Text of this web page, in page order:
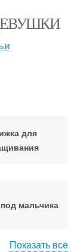
для
мальчика
Показать все